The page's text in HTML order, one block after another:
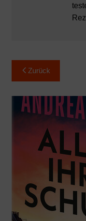
Zurück